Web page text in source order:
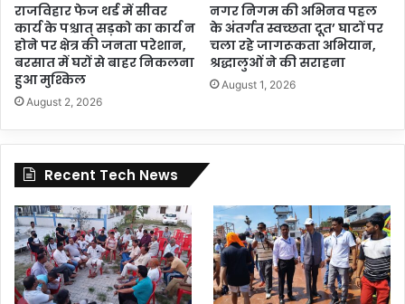
राजविहार फेज थर्ड में सीवर
कार्य के पश्चात् सड़को का कार्य न
होने पर क्षेत्र की जनता परेशान,
बरसात में घरों से बाहर निकलना
हुआ मुश्किल
August 2, 2026
नगर निगम की अभिनव पहल
के अंतर्गत स्वच्छता दूत’ घाटों पर
चला रहे जागरूकता अभियान,
श्रद्धालुओं ने की सराहना
August 1, 2026
Recent Tech News